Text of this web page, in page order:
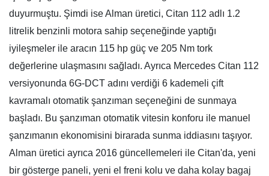
duyurmuştu. Şimdi ise Alman üretici, Citan 112 adlı 1.2
litrelik benzinli motora sahip seçeneğinde yaptığı
iyileşmeler ile aracın 115 hp güç ve 205 Nm tork
değerlerine ulaşmasını sağladı. Ayrıca Mercedes Citan 112
versiyonunda 6G-DCT adını verdiği 6 kademeli çift
kavramalı otomatik şanzıman seçeneğini de sunmaya
başladı. Bu şanzıman otomatik vitesin konforu ile manuel
şanzımanın ekonomisini birarada sunma iddiasını taşıyor.
Alman üretici ayrıca 2016 güncellemeleri ile Citan'da, yeni
bir gösterge paneli, yeni el freni kolu ve daha kolay bagaj